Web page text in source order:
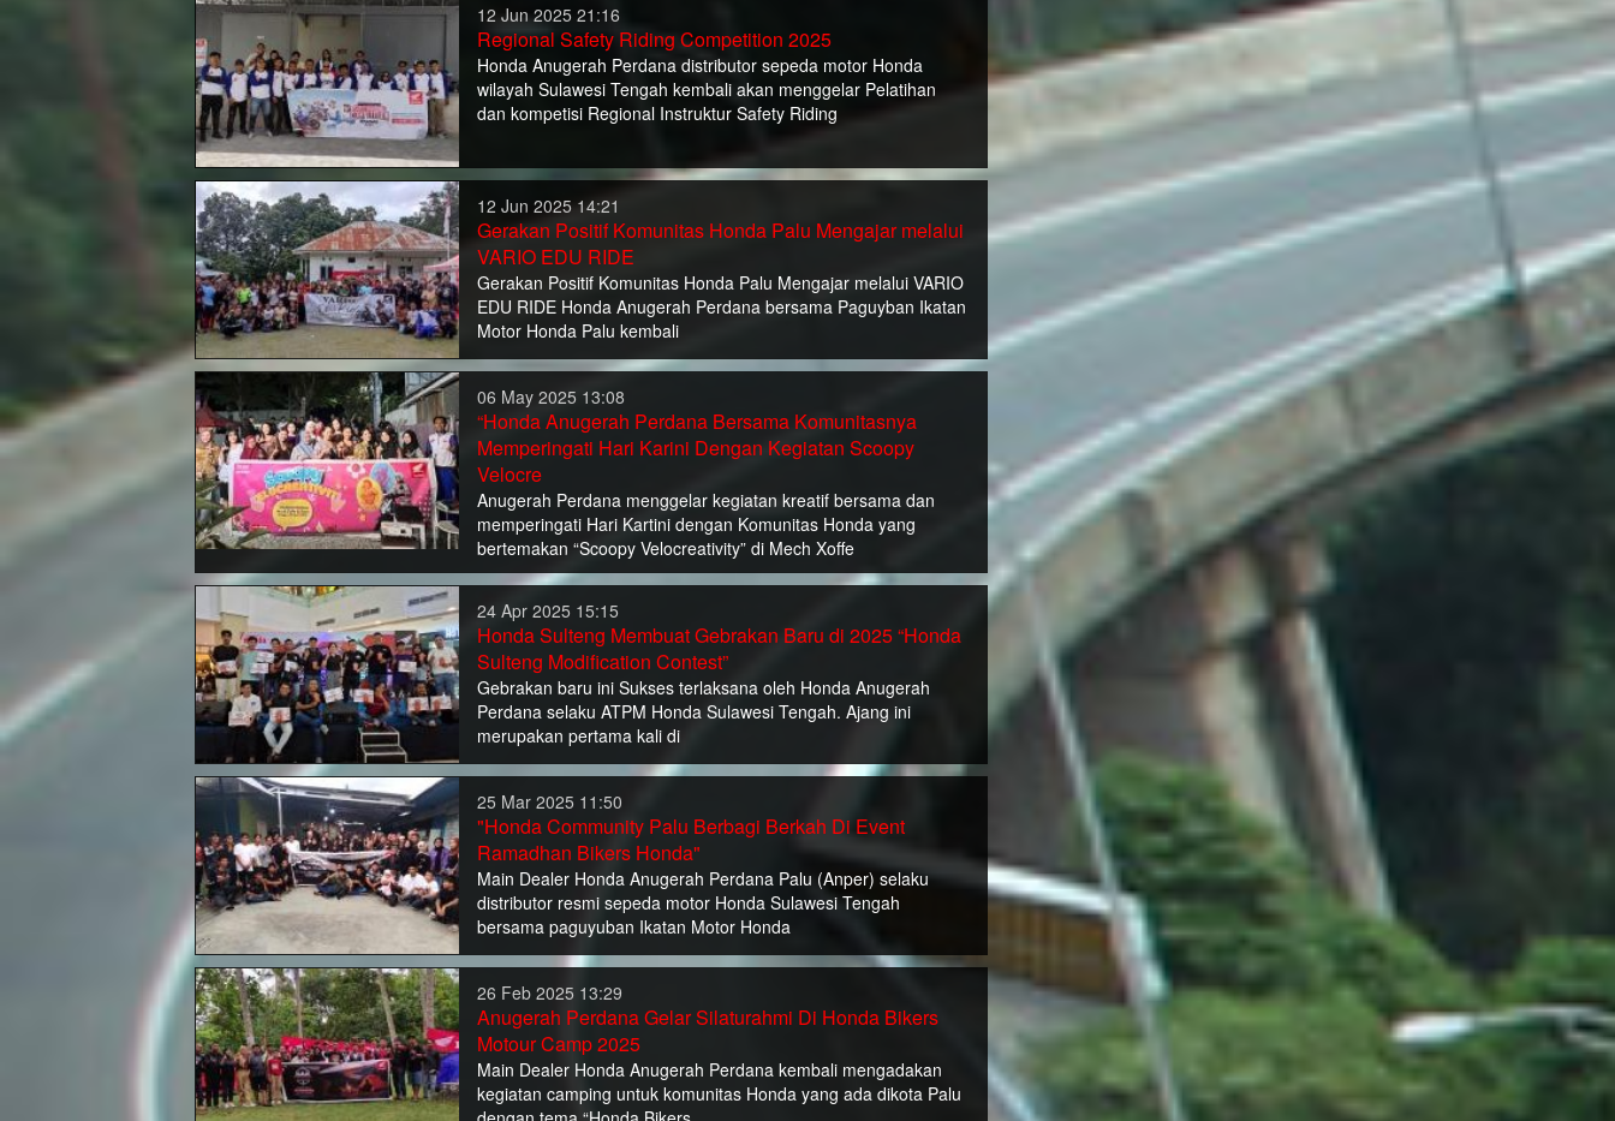
12 Jun 2025 21:16
Regional Safety Riding Competition 2025
Honda Anugerah Perdana distributor sepeda motor Honda
wilayah Sulawesi Tengah kembali akan menggelar Pelatihan
dan kompetisi Regional Instruktur Safety Riding
12 Jun 2025 14:21
Gerakan Positif Komunitas Honda Palu Mengajar melalui
VARIO EDU RIDE
Gerakan Positif Komunitas Honda Palu Mengajar melalui VARIO
EDU RIDE Honda Anugerah Perdana bersama Paguyban Ikatan
Motor Honda Palu kembali
06 May 2025 13:08
“Honda Anugerah Perdana Bersama Komunitasnya
Memperingati Hari Karini Dengan Kegiatan Scoopy
Velocre
Anugerah Perdana menggelar kegiatan kreatif bersama dan
memperingati Hari Kartini dengan Komunitas Honda yang
bertemakan “Scoopy Velocreativity” di Mech Xoffe
24 Apr 2025 15:15
Honda Sulteng Membuat Gebrakan Baru di 2025 “Honda
Sulteng Modification Contest”
Gebrakan baru ini Sukses terlaksana oleh Honda Anugerah
Perdana selaku ATPM Honda Sulawesi Tengah. Ajang ini
merupakan pertama kali di
25 Mar 2025 11:50
"Honda Community Palu Berbagi Berkah Di Event
Ramadhan Bikers Honda"
Main Dealer Honda Anugerah Perdana Palu (Anper) selaku
distributor resmi sepeda motor Honda Sulawesi Tengah
bersama paguyuban Ikatan Motor Honda
26 Feb 2025 13:29
Anugerah Perdana Gelar Silaturahmi Di Honda Bikers
Motour Camp 2025
Main Dealer Honda Anugerah Perdana kembali mengadakan
kegiatan camping untuk komunitas Honda yang ada dikota Palu